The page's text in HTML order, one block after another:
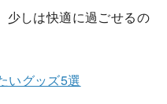
少しは快適に過ごせるの